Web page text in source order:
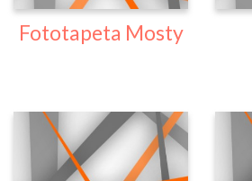
Fototapeta Mosty